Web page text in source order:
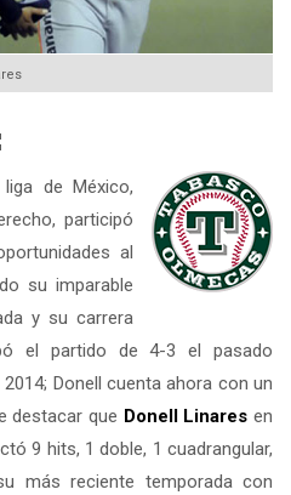
de México,
participó
al
su imparable
y su carrera
el partido de 4-3 el pasado
Donell cuenta ahora con un
destacar que Donell Linares en
9 hits, 1 doble, 1 cuadrangular,
más reciente temporada con